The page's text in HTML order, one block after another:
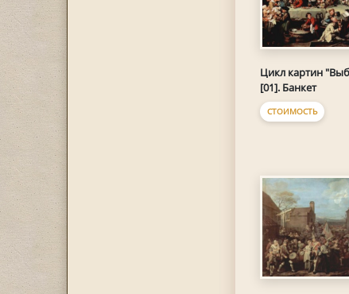
Цикл картин
[01]. Банкет
СТОИМОСТЬ